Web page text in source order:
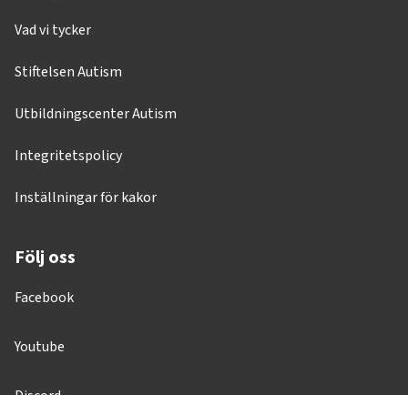
Vad vi tycker
Stiftelsen Autism
Utbildningscenter Autism
Integritetspolicy
Inställningar för kakor
Följ oss
Facebook
Youtube